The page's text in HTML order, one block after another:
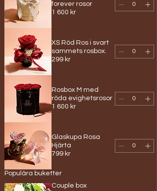
forever rosor
1 600 kr
XS Röd Ros i svart
sammets rosbox.
299 kr
Rosbox M med
röda evighetsrosor
1 600 kr
Glaskupa Rosa
Hjärta
799 kr
Populära buketter
Couple box